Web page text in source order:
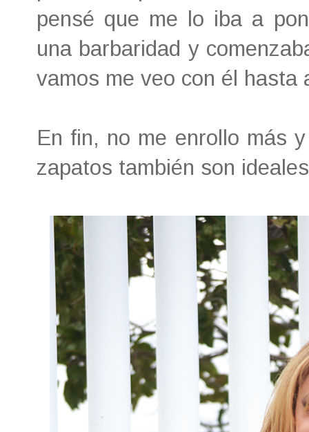
pensé que me lo iba a
una barbaridad y
vamos me veo con él hasta
En fin, no me enrollo más
zapatos también son